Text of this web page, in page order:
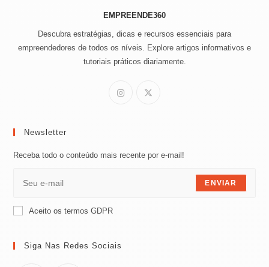
EMPREENDE360
Descubra estratégias, dicas e recursos essenciais para
empreendedores de todos os níveis. Explore artigos informativos e
tutoriais práticos diariamente.
Newsletter
Receba todo o conteúdo mais recente por e-mail!
ENVIAR
Aceito os termos GDPR
Siga Nas Redes Sociais